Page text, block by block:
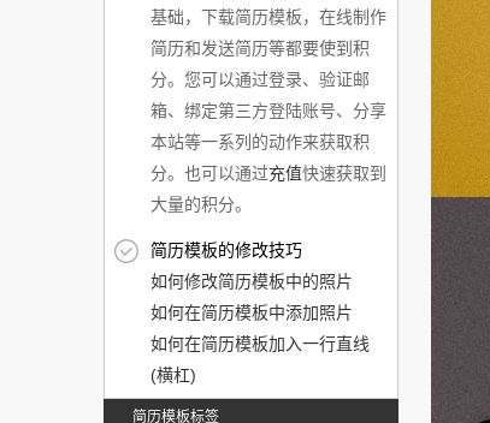
基础，下载简历模板，在线制作
简历和发送简历等都要使到积
分。您可以通过登录、验证邮
箱、绑定第三方登陆账号、分享
本站等一系列的动作来获取积
分。也可以通过充值快速获取到
大量的积分。
简历模板的修改技巧
如何修改简历模板中的照片
如何在简历模板中添加照片
如何在简历模板加入一行直线
(横杠)
简历模板标签